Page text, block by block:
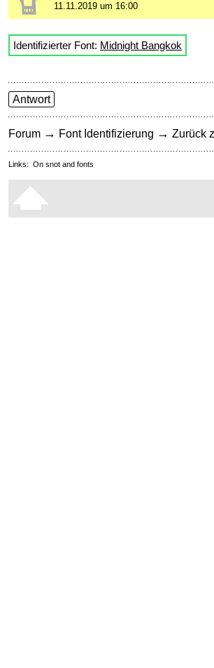
11.11.2019 um 16:00
Identifizierter Font: Midnight Bangkok
Antwort
Forum → Font Identifizierung → Zurück
Links: On snot and fonts